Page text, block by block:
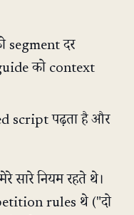
segment दर
को context
script पढ़ता है और
सारे नियम रहते थे।
rules थे ("दो